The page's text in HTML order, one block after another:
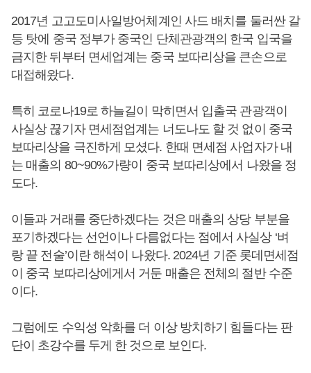
2017년 고고도미사일방어체계인 사드 배치를 둘러싼 갈
등 탓에 중국 정부가 중국인 단체관광객의 한국 입국을
금지한 뒤부터 면세업계는 중국 보따리상을 큰손으로
대접해왔다.
특히 코로나19로 하늘길이 막히면서 입출국 관광객이
사실상 끊기자 면세점업계는 너도나도 할 것 없이 중국
보따리상을 극진하게 모셨다. 한때 면세점 사업자가 내
는 매출의 80~90%가량이 중국 보따리상에서 나왔을 정
도다.
이들과 거래를 중단하겠다는 것은 매출의 상당 부분을
포기하겠다는 선언이나 다름없다는 점에서 사실상 ‘벼
랑 끝 전술’이란 해석이 나왔다. 2024년 기준 롯데면세점
이 중국 보따리상에게서 거둔 매출은 전체의 절반 수준
이다.
그럼에도 수익성 악화를 더 이상 방치하기 힘들다는 판
단이 초강수를 두게 한 것으로 보인다.